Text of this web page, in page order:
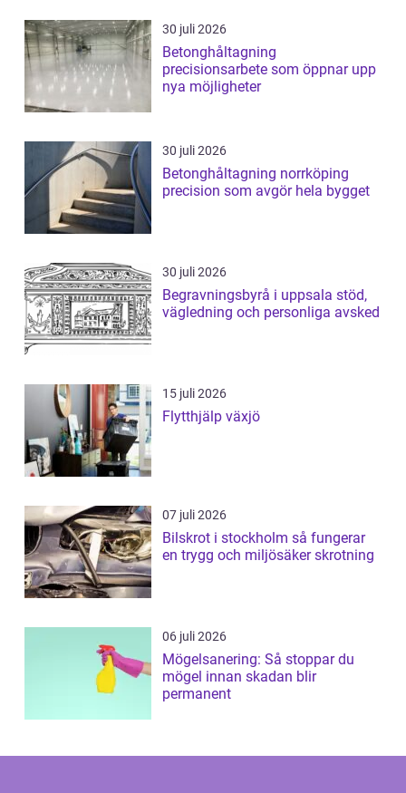
30 juli 2026
Betonghåltagning
precisionsarbete som öppnar upp
nya möjligheter
30 juli 2026
Betonghåltagning norrköping
precision som avgör hela bygget
30 juli 2026
Begravningsbyrå i uppsala stöd,
vägledning och personliga avsked
15 juli 2026
Flytthjälp växjö
07 juli 2026
Bilskrot i stockholm så fungerar
en trygg och miljösäker skrotning
06 juli 2026
Mögelsanering: Så stoppar du
mögel innan skadan blir
permanent